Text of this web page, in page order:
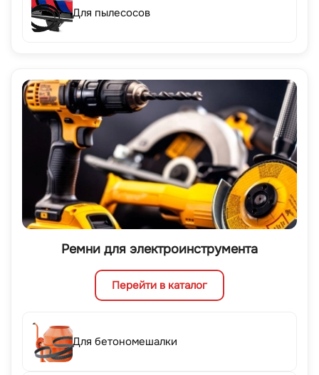
Для пылесосов
Ремни для электроинструмента
Перейти в каталог
Для бетономешалки